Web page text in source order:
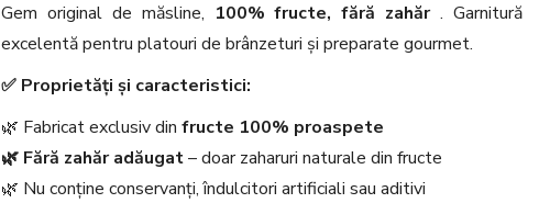
Gem original de măsline, 100% fructe, fără zahăr. Garnitură
excelentă pentru platouri de brânzeturi și preparate gourmet.
✅ Proprietăți și caracteristici:
🌿 Fabricat exclusiv din fructe 100% proaspete
🌿 Fără zahăr adăugat– doar zaharuri naturale din fructe
🌿 Nu conține conservanți, îndulcitori artificiali sau aditivi